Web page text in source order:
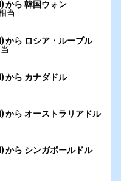
ら 韓国ウォン
当
ら ロシア・ルーブル
ら カナダドル
ら オーストラリアドル
ら シンガポールドル